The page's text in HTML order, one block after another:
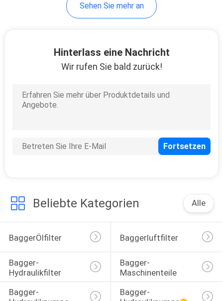
Bagger-
Baggerregelventil
Bagger-Fahrmotor-
Teile
5
Sehen Sie mehr an
Hinterlass eine Nachricht
Wir rufen Sie bald zurück!
Beliebte Kategorien Alle
BaggerÖlfilter Baggerluftfilter
Bagger-
Hydraulikfilter
Bagger-
Maschinenteile
Bagger-
Bagger-